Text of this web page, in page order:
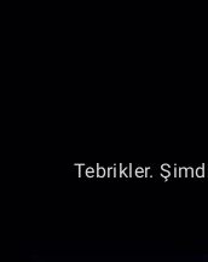
Tebrikler.